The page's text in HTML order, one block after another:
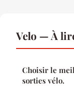
Velo — À
Choisir le
sorties vélo.